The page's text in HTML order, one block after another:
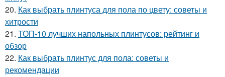
20. Как выбрать плинтуса для пола по цвету: советы и
хитрости
21. ТОП-10 лучших напольных плинтусов: рейтинг и
обзор
22. Как выбрать плинтус для пола: советы и
рекомендации